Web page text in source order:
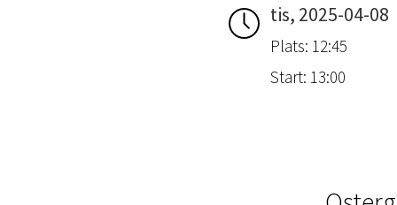
tis, 2025-04-08
Plats: 12:45
Start: 13:00